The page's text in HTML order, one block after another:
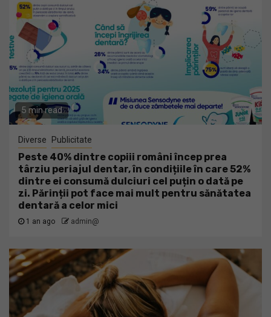
5 min read
Diverse Publicitate
Peste 40% dintre copiii români încep prea
târziu periajul dentar, în condițiile în care 52%
dintre ei consumă dulciuri cel puțin o dată pe
zi. Părinții pot face mai mult pentru sănătatea
dentară a celor mici
1 an ago admin@